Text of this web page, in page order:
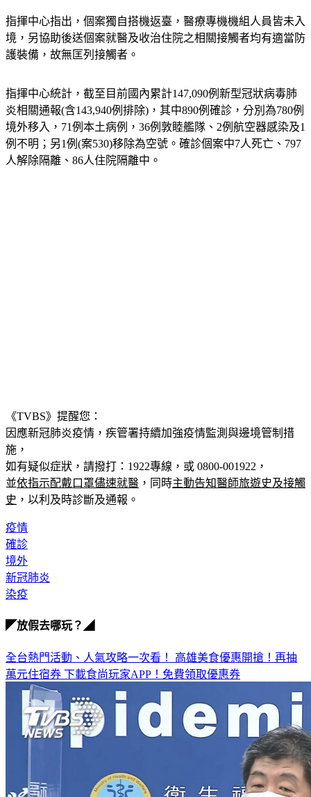
境，另協助後送個案就醫及收治住院之相關接觸者均有適當防
護裝備，故無匡列接觸者。
炎相關通報(含143,940例排除)，其中890例確診，分別為780例
境外移入，71例本土病例，36例敦睦艦隊、2例航空器感染及1
例不明；另1例(案530)移除為空號。確診個案中7人死亡、797
人解除隔離、86人住院隔離中。
因應新冠肺炎疫情，疾管署持續加強疫情監測與邊境管制措
施，
如有疑似症狀，請撥打：1922專線，或 0800-001922，
並依指示配戴口罩儘速就醫，同時 主動告知醫師旅遊史及接觸
史，以利及時診斷及通報。
確診
境外
新冠肺炎
染疫
萬元住宿券下載食尚玩家APP！免費領取優惠券